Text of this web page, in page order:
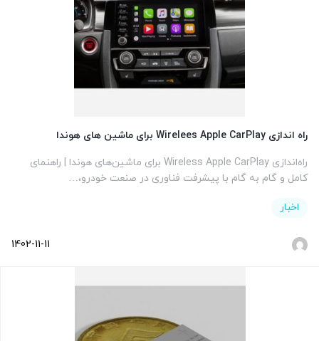
راه اندازی Wirelees Apple CarPlay برای ماشین های هوندا
راه‌اندازی Wireless Apple CarPlay برای ماشین‌های هوندا | راهنمای
کامل و گام به گام با پیشرفت فناوری در صنعت خودرو،…
اخبار
1402-11-11